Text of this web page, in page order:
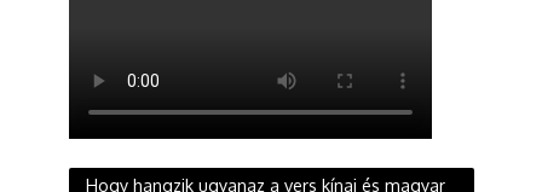
Hogy hangzik ugyanaz a vers kínai és magyar